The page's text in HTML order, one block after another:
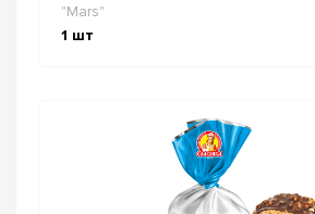
"Mars"
1 шт